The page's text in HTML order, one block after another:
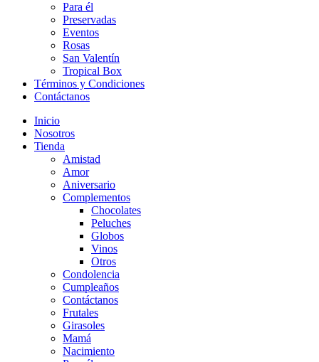
Para él
Preservadas
Eventos
Rosas
San Valentín
Tropical Box
Términos y Condiciones
Contáctanos
Inicio
Nosotros
Tienda
Amistad
Amor
Aniversario
Complementos
Chocolates
Peluches
Globos
Vinos
Otros
Condolencia
Cumpleaños
Contáctanos
Frutales
Girasoles
Mamá
Nacimiento